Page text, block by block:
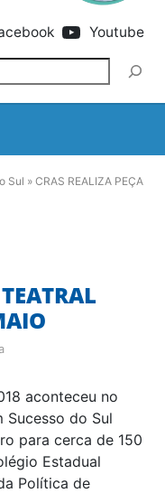
Youtube
Sul » CRAS REALIZA PEÇA
aconteceu no
Sucesso do Sul
para cerca de 150
Estadual
Política de